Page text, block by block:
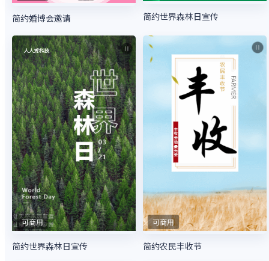
简约婚博会邀请 简约世界森林日宣传
可商用
简约世界森林日宣传
可商用
简约农民丰收节